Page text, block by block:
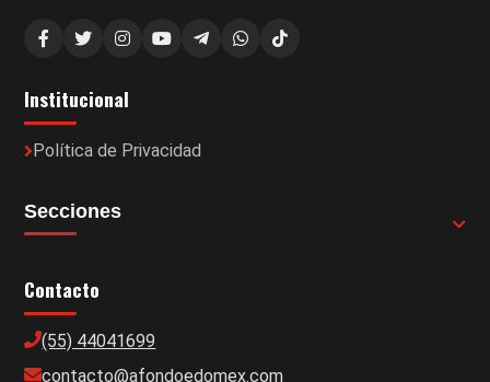
Institucional
Política de Privacidad
Secciones
Contacto
(55) 44041699
contacto@afondoedomex.com